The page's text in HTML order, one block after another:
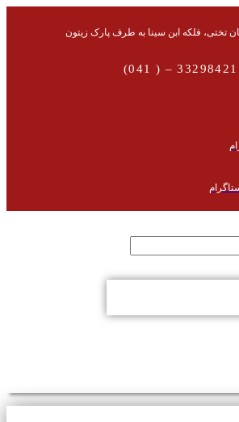
تختی، فلکه ابن سینا به طرف پارک زیتون